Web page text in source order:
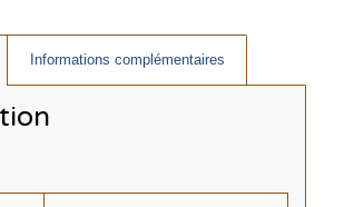
Informations complémentaires